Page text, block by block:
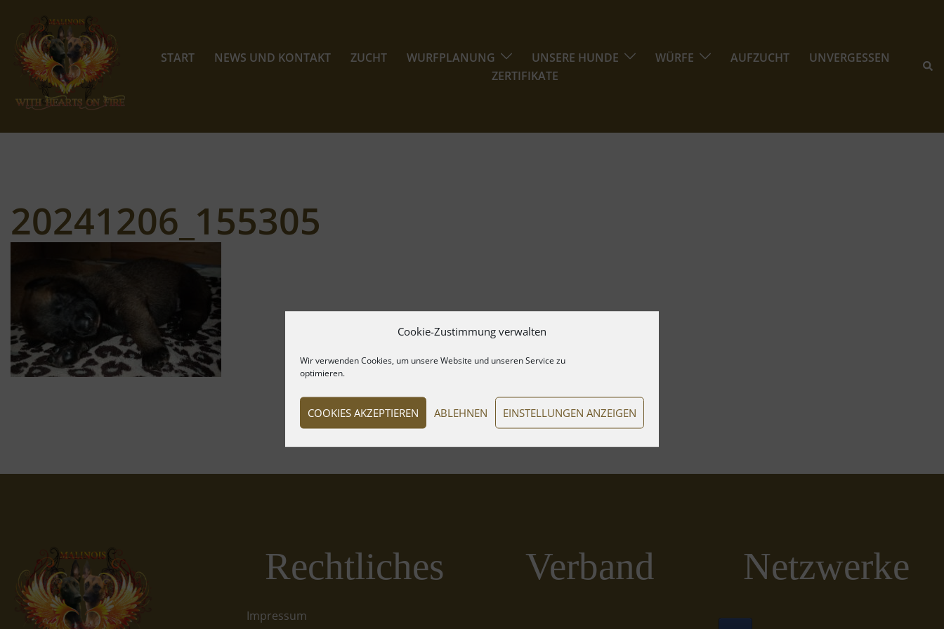
Cookie-Zustimmung verwalten
Wir verwenden Cookies, um unsere Website und unseren Service zu
optimieren.
COOKIES AKZEPTIEREN ABLEHNEN EINSTELLUNGEN ANZEIGEN
Inhalt
springen
START NEWS UND KONTAKT ZUCHT WURFPLANUNG UNSERE HUNDE WÜRFE AUFZUCHT
UNVERGESSEN
ZERTIFIKATE
20241206_155305
Rechtliches
Impressum
Verband Netzwerke